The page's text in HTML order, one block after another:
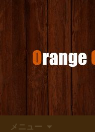
オレンジ
お店からのお
メニュー